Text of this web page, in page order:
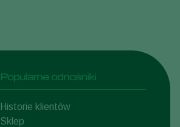
Popularne odnośniki
Historie klientów
Sklep